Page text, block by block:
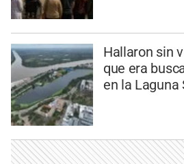
Hallaron sin
que era
en la Laguna